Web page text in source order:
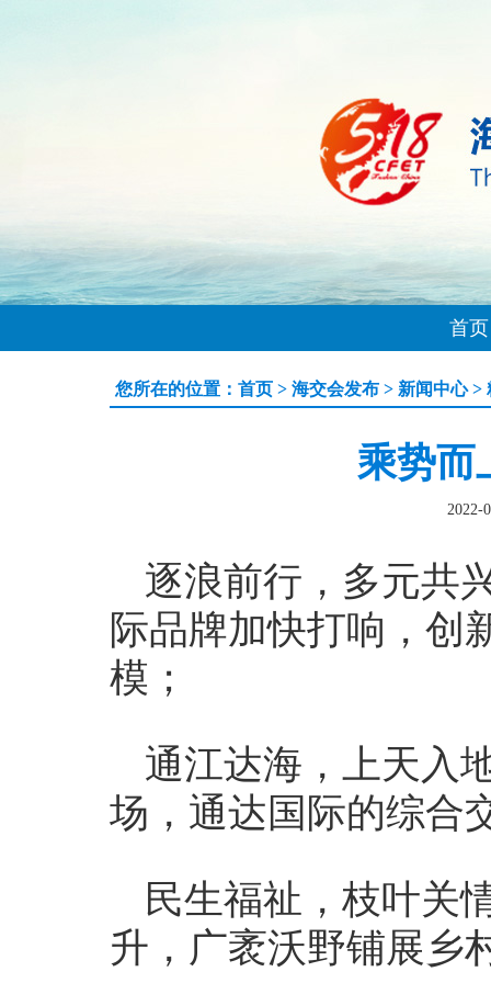
首页
您所在的位置： 首页 > 海交会发布 > 新闻中心>
乘势而
2022-
逐浪前行，多元共
际品牌加快打响，创
模；
通江达海，上天入
场，通达国际的综合
民生福祉，枝叶关
升，广袤沃野铺展乡